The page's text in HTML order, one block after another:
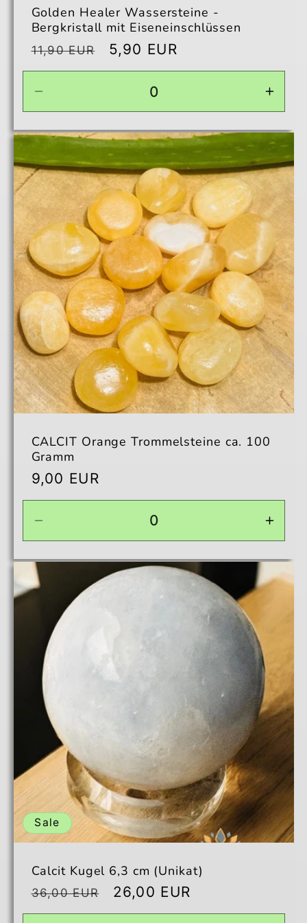
Golden Healer Wassersteine -
Bergkristall mit Eiseneinschlüssen
Normaler
Preis
11,90 EUR Verkaufspreis
5,90 EUR
die
Menge
Default
Title
die
für
Title
CALCIT Orange Trommelsteine ca. 100
Gramm
Normaler
Preis
9,00 EUR
die
Menge
für
Default
Title
die
für
Sale
Calcit Kugel 6,3 cm (Unikat)
Normaler
Preis
36,00 EUR Verkaufspreis
26,00 EUR